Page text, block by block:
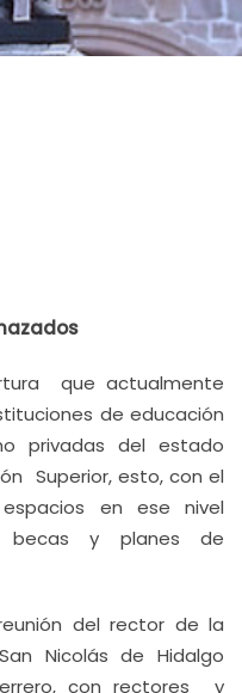
que actualmente
de educación
privadas del estado
Superior, esto, con el
en ese nivel
y planes de
del rector de la
Nicolás de Hidalgo
con rectores y